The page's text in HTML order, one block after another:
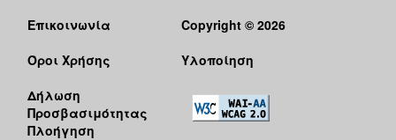
Επικοινωνία
Όροι Χρήσης
Δήλωση
Προσβασιμότητας
Πλοήγηση
Copyright © 2026
Υλοποίηση